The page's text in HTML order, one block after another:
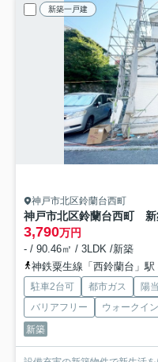
新築一戸建
神戸市北区鈴蘭台西町
神戸市北区鈴蘭台西町 新
3,790万円
- / 90.46㎡ / 3LDK /新築
神鉄粟生線「西鈴蘭台」駅
駐車2台可 都市ガス 陽
バリアフリー
ウォークイ
新築